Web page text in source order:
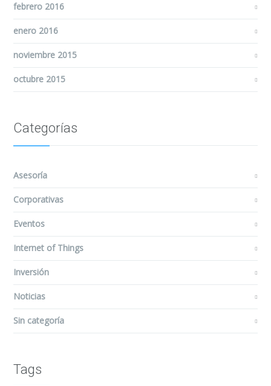
febrero 2016
enero 2016
noviembre 2015
octubre 2015
Categorías
Asesoría
Corporativas
Eventos
Internet of Things
Inversión
Noticias
Sin categoría
Tags